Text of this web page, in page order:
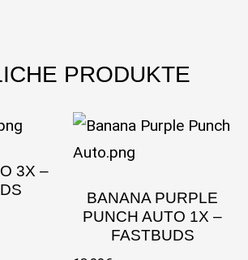
PRODUKTE
3X –
BANANA PURPLE
PUNCH AUTO 1X –
FASTBUDS